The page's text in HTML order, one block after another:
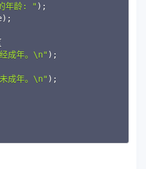
年龄: " ) ;
) ;
成年。\n" ) ;
成年。\n" ) ;